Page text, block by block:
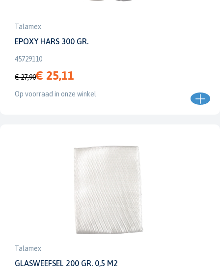
Talamex
EPOXY HARS 300 GR.
45729110
€ 27,90€ 25,11
Op voorraad in onze winkel
Talamex
GLASWEEFSEL 200 GR. 0,5 M2